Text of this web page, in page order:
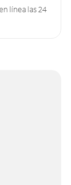
línea las 24